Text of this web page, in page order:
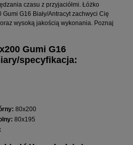
czasu z przyjaciółmi. Łóżko
G16 Biały/Antracyt zachwyci Cię
wysoką jakością wykonania. Poznaj
Gumi G16
specyfikacja:
80x200
80x195